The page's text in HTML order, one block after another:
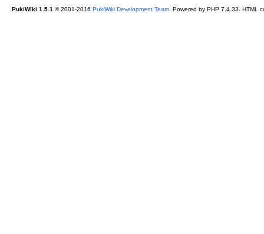
PukiWiki 1.5.1 © 2001-2016 PukiWiki Development Team. Powered by PHP 7.4.33. HTML